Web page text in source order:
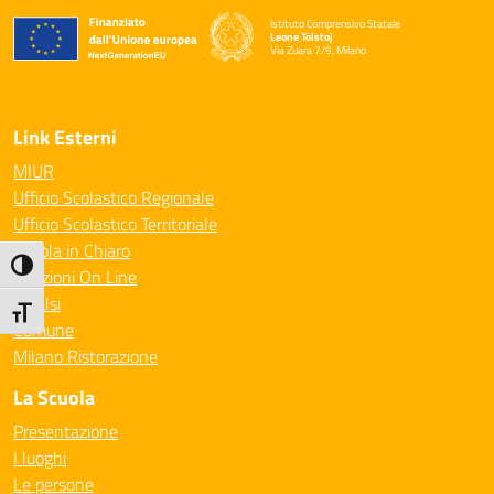
Attiva/disattiva alto contrasto
Attiva/disattiva dimensione testo
Istituto Comprensivo Statale
Leone Tolstoj
Via Zuara 7/9, Milano
— Visita la pagina iniziale della scuola
Link Esterni
MIUR
Ufficio Scolastico Regionale
Ufficio Scolastico Territoriale
Scuola in Chiaro
Iscrizioni On Line
Invalsi
Comune
Milano Ristorazione
La Scuola
Presentazione
I luoghi
Le persone